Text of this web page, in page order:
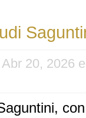
Abr 20, 2026